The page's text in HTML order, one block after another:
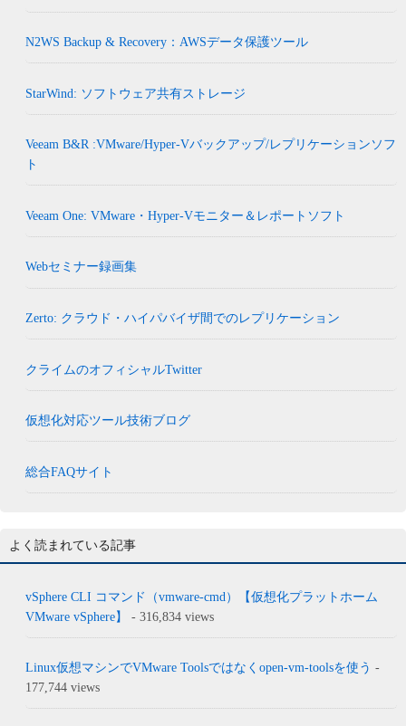
N2WS Backup & Recovery：AWSデータ保護ツール
StarWind: ソフトウェア共有ストレージ
Veeam B&R :VMware/Hyper-Vバックアップ/レプリケーションソフ
ト
Veeam One: VMware・Hyper-Vモニター＆レポートソフト
Webセミナー録画集
Zerto: クラウド・ハイパバイザ間でのレプリケーション
クライムのオフィシャルTwitter
仮想化対応ツール技術ブログ
総合FAQサイト
よく読まれている記事
vSphere CLI コマンド（vmware-cmd）【仮想化プラットホーム
VMware vSphere】
- 316,834 views
Linux仮想マシンでVMware Toolsではなくopen-vm-toolsを使う -
177,744 views